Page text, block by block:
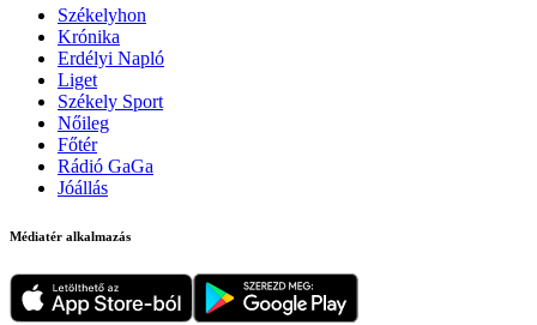
Székelyhon
Krónika
Erdélyi Napló
Liget
Székely Sport
Nőileg
Főtér
Rádió GaGa
Jóállás
Médiatér alkalmazás